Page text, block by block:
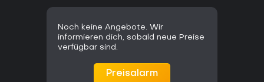
Noch keine Angebote. Wir
informieren dich, sobald neue Preise
verfügbar sind.
Preisalarm